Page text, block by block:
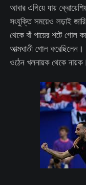
আবার এগিয়ে যায়
সংযুক্তি সময়েও লড়াই জারি
থেকে বাঁ পায়ের শটে
আত্মঘাতী গোল
ওঠেন খলনায়ক থেকে নায়ক।